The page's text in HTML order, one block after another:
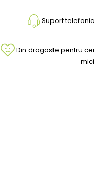
Suport telefonic
Din dragoste pentru cei
mici